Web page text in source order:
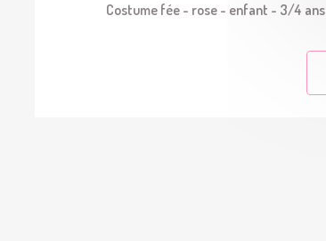
Costume fée - rose - enfant - 3/4 ans